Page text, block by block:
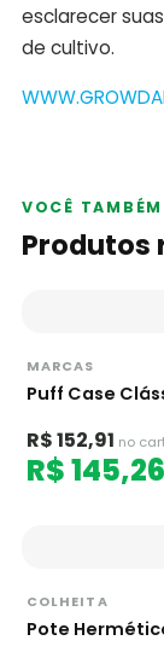
esclarecer
de cultivo.
VOCÊ
Produtos
MARCAS
Puff Case
R$ 152,91 no
R$ 145,26
COLHEITA
Pote